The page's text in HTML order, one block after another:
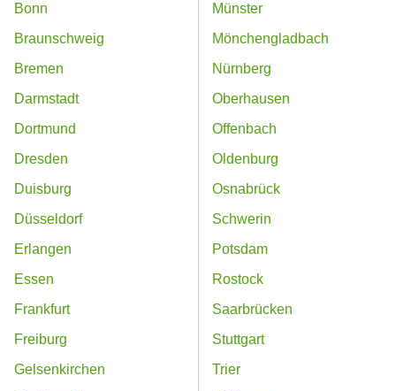
Bonn
Braunschweig
Bremen
Darmstadt
Dortmund
Dresden
Duisburg
Düsseldorf
Erlangen
Essen
Frankfurt
Freiburg
Gelsenkirchen
Münster
Mönchengladbach
Nürnberg
Oberhausen
Offenbach
Oldenburg
Osnabrück
Schwerin
Potsdam
Rostock
Saarbrücken
Stuttgart
Trier